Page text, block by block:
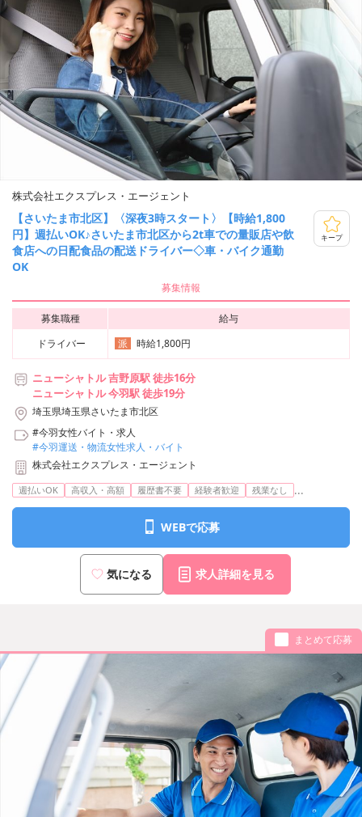
株式会社エクスプレス・エージェント
【さいたま市北区】〈深夜3時スタート〉【時給1,800
円】週払いOK♪さいたま市北区から2t車での量販店や飲
食店への日配食品の配送ドライバー◇車・バイク通勤
OK
キープ
募集情報
募集職種
給与
ドライバー
派 時給1,800円
ニューシャトル 吉野原駅 徒歩16分
ニューシャトル 今羽駅 徒歩19分
埼玉県埼玉県さいたま市北区
#今羽女性バイト・求人
#今羽運送・物流女性求人・バイト
株式会社エクスプレス・エージェント
週払いOK 高収入・高額 履歴書不要 経験者歓迎 残業なし ...
WEBで応募
気になる 求人詳細を見る
まとめて応募